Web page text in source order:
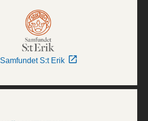
Samfundet S:t Erik